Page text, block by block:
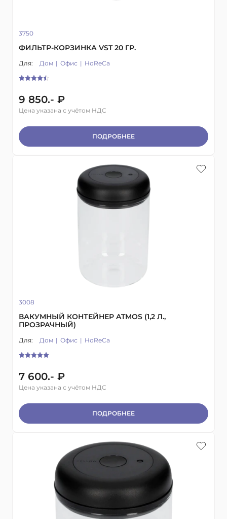
3750
ФИЛЬТР-КОРЗИНКА VST 20 ГР.
Для: Дом Офис HoReCa
9 850.- ₽
Цена указана с учётом НДС
ПОДРОБНЕЕ
3008
ВАКУМНЫЙ КОНТЕЙНЕР ATMOS (1,2 Л.,
ПРОЗРАЧНЫЙ)
Для: Дом Офис HoReCa
7 600.- ₽
Цена указана с учётом НДС
ПОДРОБНЕЕ